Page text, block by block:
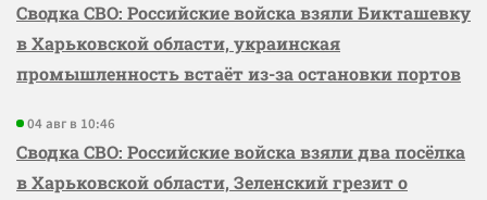
Сводка СВО: Российские войска взяли Бикташевку
в Харьковской области, украинская
промышленность встаёт из-за остановки портов
04 авг в 10:46
Сводка СВО: Российские войска взяли два посёлка
в Харьковской области, Зеленский грезит о